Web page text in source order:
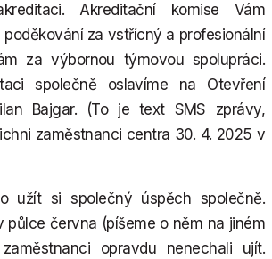
Akreditační komise Vám
za vstřícný a profesionální
za výbornou týmovou spolupráci.
společně oslavíme na Otevření
Bajgar. (To je text SMS zprávy,
zaměstnanci centra 30. 4. 2025 v
užít si společný úspěch společně.
půlce června (píšeme o něm na jiném
opravdu nenechali ujít.